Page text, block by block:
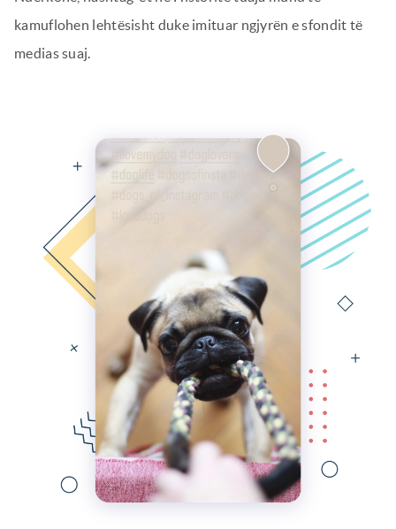
kamuflohen lehtësisht duke imituar ngjyrën e sfondit të
medias suaj.